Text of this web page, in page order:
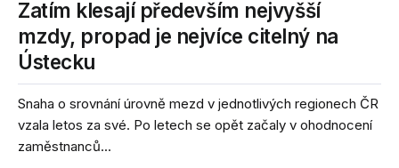
Zatím klesají především nejvyšší
mzdy, propad je nejvíce citelný na
Ústecku
Snaha o srovnání úrovně mezd v jednotlivých regionech ČR
vzala letos za své. Po letech se opět začaly v ohodnocení
zaměstnanců...